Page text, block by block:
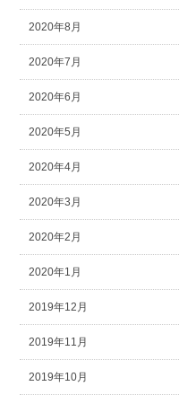
2020年8月
2020年7月
2020年6月
2020年5月
2020年4月
2020年3月
2020年2月
2020年1月
2019年12月
2019年11月
2019年10月